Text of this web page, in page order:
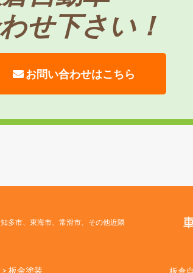
せ下さい！
お問い合わせはこちら
多市、東海市、常滑市、その他近隣
> 板金塗装 板倉